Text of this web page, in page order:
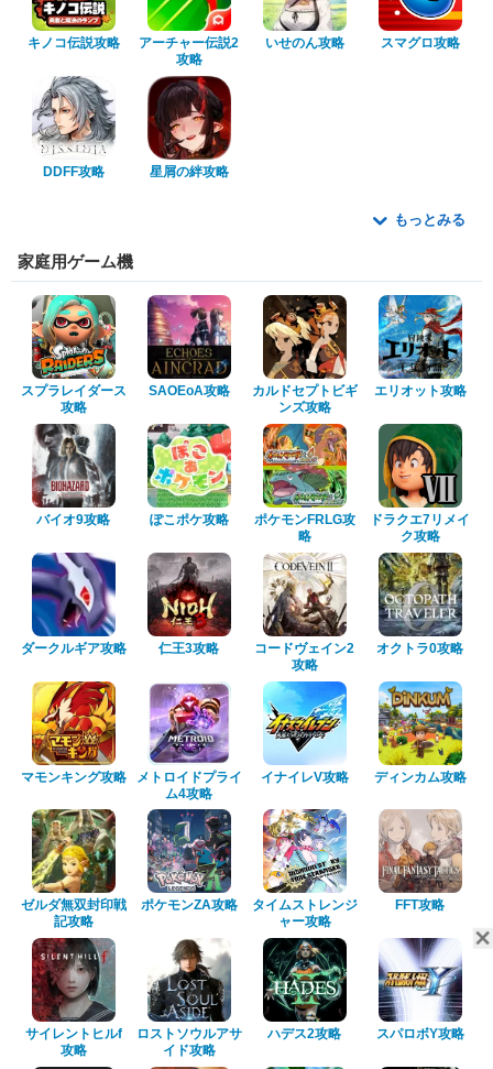
キノコ伝説攻略
アーチャー伝説2
攻略
いせのん攻略 スマグロ攻略
DDFF攻略 星屑の絆攻略
もっとみる
家庭用ゲーム機
スプラレイダース
攻略
SAOEoA攻略
カルドセプトビギ
ンズ攻略
エリオット攻略
バイオ9攻略 ぽこポケ攻略
ポケモンFRLG攻
略
ドラクエ7リメイ
ク攻略
ダークルギア攻略 仁王3攻略
コードヴェイン2
攻略
オクトラ0攻略
マモンキング攻略
メトロイドプライ
ム4攻略
イナイレV攻略 ディンカム攻略
ゼルダ無双封印戦
記攻略
ポケモンZA攻略
タイムストレンジ
ャー攻略
FFT攻略
サイレントヒルf
攻略
ロストソウルアサ
イド攻略
ハデス2攻略 スパロボY攻略